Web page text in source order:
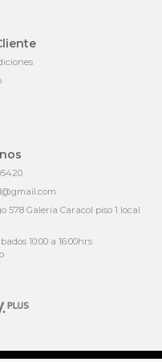
578 Galeria Caracol piso 1 local
10:00 a 16:00hrs